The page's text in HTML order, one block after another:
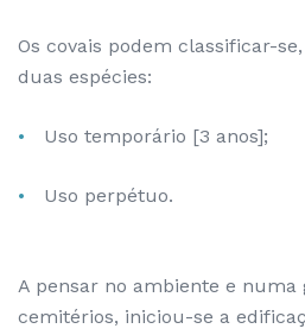
Os covais podem classificar-
duas espécies:
Uso temporário [3 anos];
Uso perpétuo.
A pensar no ambiente e numa
cemitérios, iniciou-se a